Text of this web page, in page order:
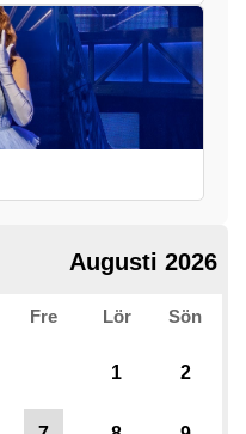
Augusti 2026
Fre Lör Sön
1 2